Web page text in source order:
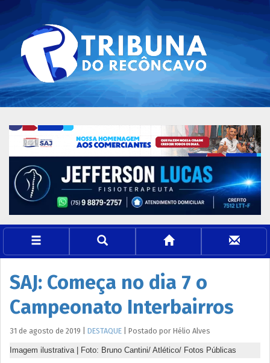
SAJ: Começa no dia 7 o
Campeonato Interbairros
31 de agosto de 2019 DESTAQUE Postado por Hélio Alves
Imagem ilustrativa | Foto: Bruno Cantini/ Atlético/ Fotos Públicas